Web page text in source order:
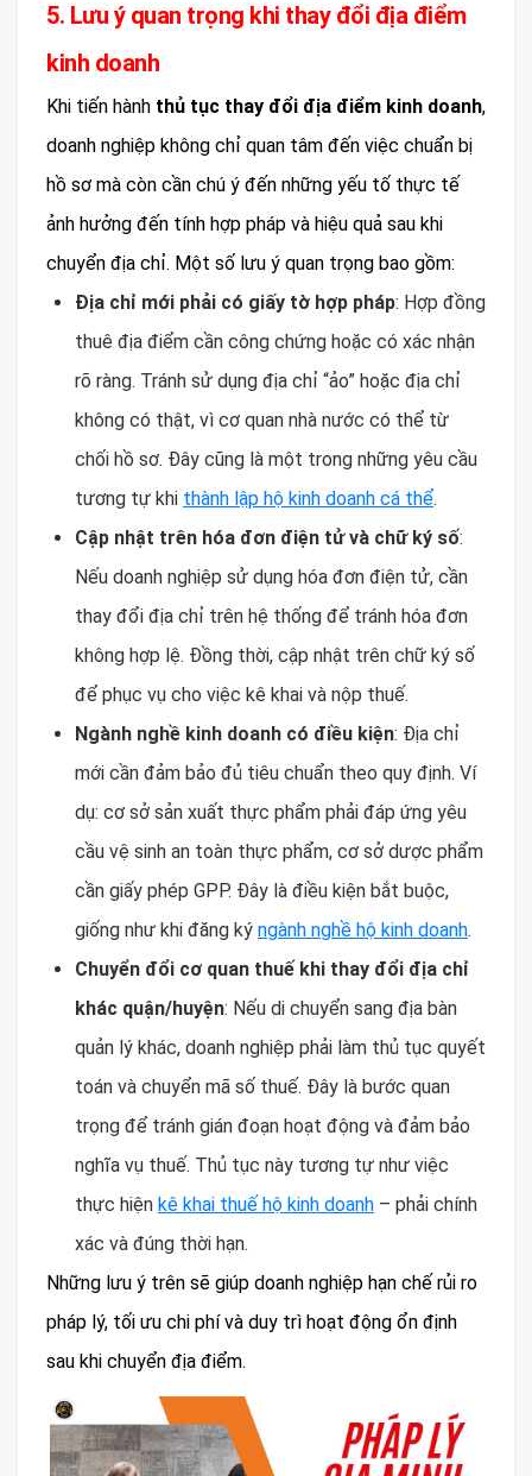
5. Lưu ý quan trọng khi thay đổi địa điểm
kinh doanh
Khi tiến hành thủ tục thay đổi địa điểm kinh doanh,
doanh nghiệp không chỉ quan tâm đến việc chuẩn bị
hồ sơ mà còn cần chú ý đến những yếu tố thực tế
ảnh hưởng đến tính hợp pháp và hiệu quả sau khi
chuyển địa chỉ. Một số lưu ý quan trọng bao gồm:
Địa chỉ mới phải có giấy tờ hợp pháp: Hợp đồng
thuê địa điểm cần công chứng hoặc có xác nhận
rõ ràng. Tránh sử dụng địa chỉ “ảo” hoặc địa chỉ
không có thật, vì cơ quan nhà nước có thể từ
chối hồ sơ. Đây cũng là một trong những yêu cầu
tương tự khi thành lập hộ kinh doanh cá thể.
Cập nhật trên hóa đơn điện tử và chữ ký số:
Nếu doanh nghiệp sử dụng hóa đơn điện tử, cần
thay đổi địa chỉ trên hệ thống để tránh hóa đơn
không hợp lệ. Đồng thời, cập nhật trên chữ ký số
để phục vụ cho việc kê khai và nộp thuế.
Ngành nghề kinh doanh có điều kiện: Địa chỉ
mới cần đảm bảo đủ tiêu chuẩn theo quy định. Ví
dụ: cơ sở sản xuất thực phẩm phải đáp ứng yêu
cầu vệ sinh an toàn thực phẩm, cơ sở dược phẩm
cần giấy phép GPP. Đây là điều kiện bắt buộc,
giống như khi đăng ký ngành nghề hộ kinh doanh.
Chuyển đổi cơ quan thuế khi thay đổi địa chỉ
khác quận/huyện: Nếu di chuyển sang địa bàn
quản lý khác, doanh nghiệp phải làm thủ tục quyết
toán và chuyển mã số thuế. Đây là bước quan
trọng để tránh gián đoạn hoạt động và đảm bảo
nghĩa vụ thuế. Thủ tục này tương tự như việc
thực hiện kê khai thuế hộ kinh doanh – phải chính
xác và đúng thời hạn.
Những lưu ý trên sẽ giúp doanh nghiệp hạn chế rủi ro
pháp lý, tối ưu chi phí và duy trì hoạt động ổn định
sau khi chuyển địa điểm.